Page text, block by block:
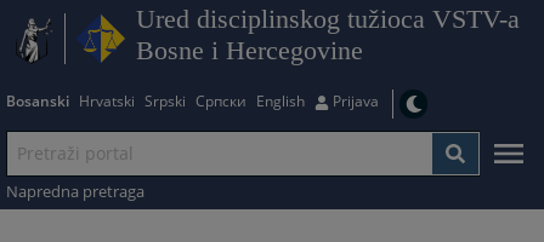
Ured disciplinskog tužioca VSTV-a
Bosne i Hercegovine
Bosanski Hrvatski Srpski Српски English Prijava
Napredna pretraga